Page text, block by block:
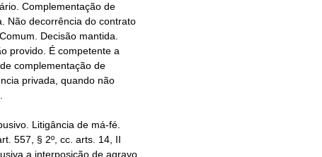
Complementação de